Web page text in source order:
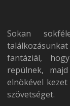
Sokan
fantáziál,
repülnek,
elnökével
szövetséget.